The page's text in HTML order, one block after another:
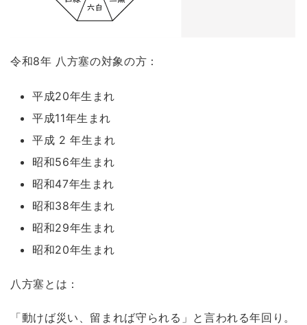
令和8年 八方塞の対象の方：
平成20年生まれ
平成11年生まれ
平成 2 年生まれ
昭和56年生まれ
昭和47年生まれ
昭和38年生まれ
昭和29年生まれ
昭和20年生まれ
八方塞とは：
「動けば災い、留まれば守られる」と言われる年回り。